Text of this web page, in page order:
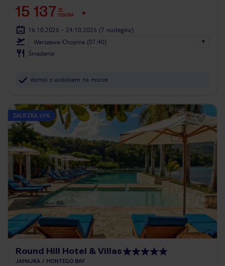
15 137 ZŁ
OSOBA
16.10.2026 - 24.10.2026 (7 noclegów)
Warszawa-Chopina (07:40)
Śniadanie
domki z widokiem na morze
ZALICZKA 25%
Round Hill Hotel & Villas
JAMAJKA MONTEGO BAY